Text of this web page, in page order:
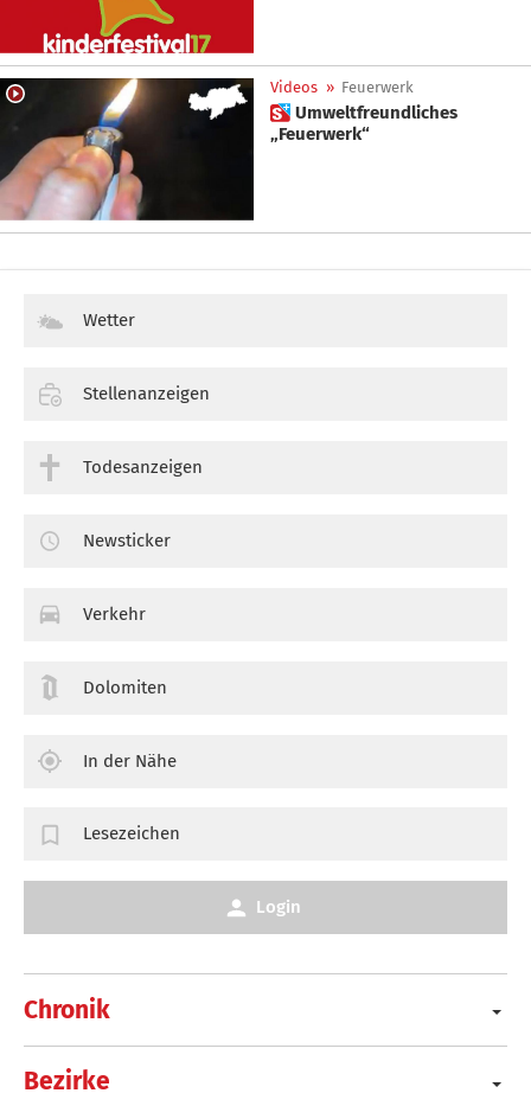
Videos » Feuerwerk
 Umweltfreundliches
„Feuerwerk“
Chronik
Bezirke
Wetter
Stellenanzeigen
Todesanzeigen
Newsticker
Verkehr
Dolomiten
In der Nähe
Lesezeichen
Login